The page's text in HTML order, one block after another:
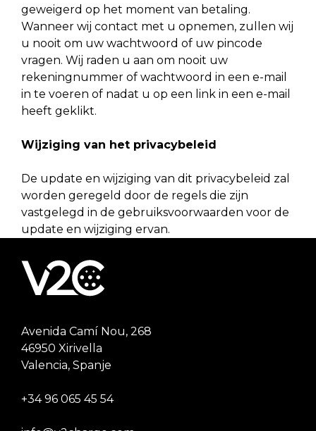
geweigerd op het moment van betaling.
Wanneer wij contact met u opnemen, zullen wij
u nooit om uw wachtwoord of uw pincode
vragen. Wij raden u aan om nooit uw
rekeningnummer of wachtwoord in een e-mail
in te voeren of nadat u op een link in een e-mail
heeft geklikt.
Wijziging van het privacybeleid
De update en wijziging van dit privacybeleid zal
worden geregeld door de regels die zijn
vastgelegd in de gebruiksvoorwaarden voor de
update en wijziging ervan.
Avenida Camí Nou, 268
46950 Xirivella
Valencia, Spanje
+34 96 065 45 54